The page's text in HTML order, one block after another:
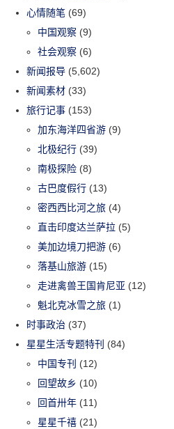
心情随笔 (69)
中国观察 (9)
社会观察 (6)
新闻报导 (5,602)
新闻素材 (33)
旅行记事 (153)
加东海洋四省游 (9)
北极纪行 (39)
南极探险 (8)
古巴度假行 (13)
密西西比河之旅 (4)
直击印度达兰萨拉 (5)
美加边境刀把游 (6)
落基山旅游 (15)
走进禽兽王国肯尼亚 (12)
魁北克冰雪之旅 (1)
时事政治 (37)
星星生活专题特刊 (84)
中国专刊 (12)
回望故乡 (10)
回首卅年 (11)
星星千禧 (21)